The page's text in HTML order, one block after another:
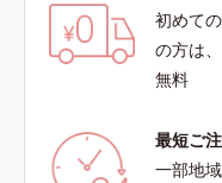
初めて
の方は
無料
最短ご
一部地